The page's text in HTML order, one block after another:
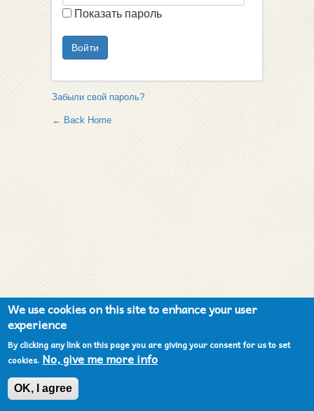
Показать пароль
Войти
Забыли свой пароль?
← Back Home
We use cookies on this site to enhance your user
experience
By clicking any link on this page you are giving your consent for us to set
cookies. No, give me more info
OK, I agree